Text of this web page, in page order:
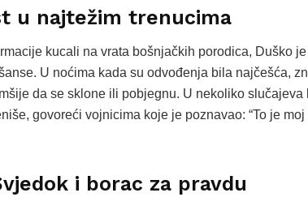
u najtežim trenucima
kucali na vrata bošnjačkih porodica, Duško
U noćima kada su odvođenja bila najčešća,
da se sklone ili pobjegnu. U nekoliko slučajeva
govoreći vojnicima koje je poznavao: “To je
i borac za pravdu